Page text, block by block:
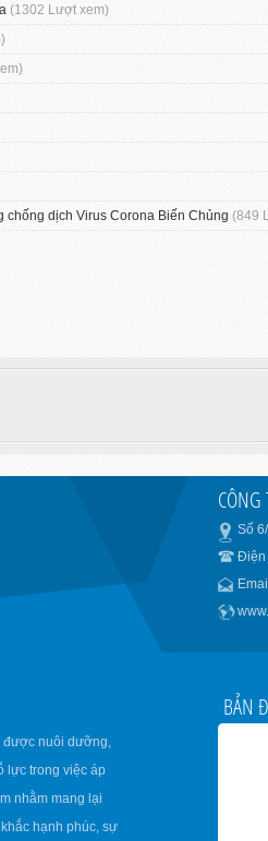
(1302 Lượt xem)
chống dịch Virus Corona Biến Chủng (849
Số
Điện
được nuôi dưỡng,
lực trong việc áp
nhằm mang lại
hạnh phúc, sự
BẢN